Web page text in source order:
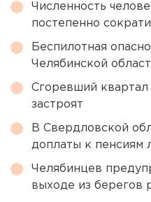
Численность
постепенно
Беспилотная
Челябинской
Сгоревший
застроят
В Свердловской
доплаты к пенсиям
Челябинцев
выходе из берегов